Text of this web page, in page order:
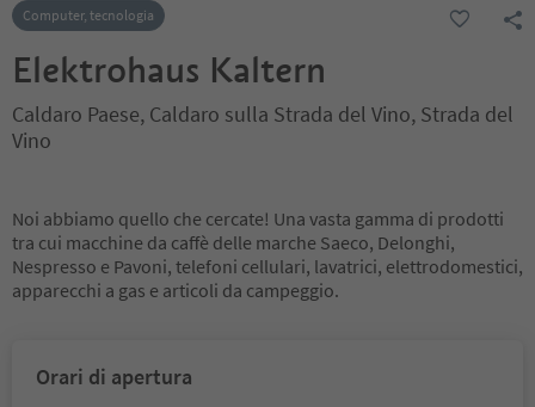
Computer, tecnologia
Elektrohaus Kaltern
Caldaro Paese, Caldaro sulla Strada del Vino, Strada del
Vino
Noi abbiamo quello che cercate! Una vasta gamma di prodotti
tra cui macchine da caffè delle marche Saeco, Delonghi,
Nespresso e Pavoni, telefoni cellulari, lavatrici, elettrodomestici,
apparecchi a gas e articoli da campeggio.
Orari di apertura